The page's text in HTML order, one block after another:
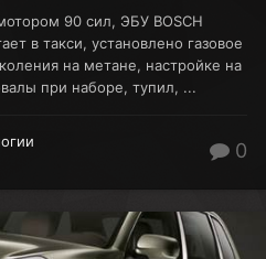
90 сил, ЭБУ BOSCH
в такси, установлено газовое
на метане, настройке на
при наборе, тупил, ...
0